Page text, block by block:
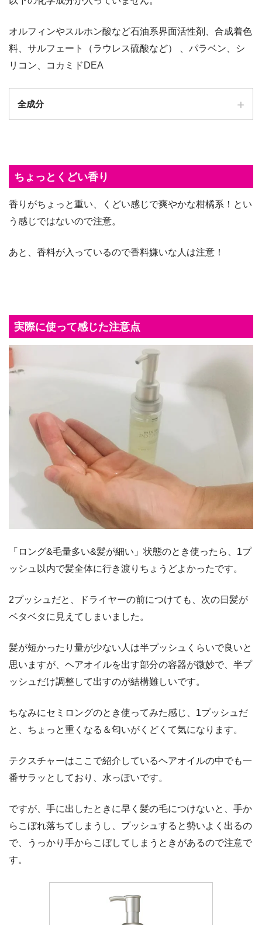
オルフィンやスルホン酸など石油系界面活性剤、合成着色
料、サルフェート（ラウレス硫酸など） 、パラベン、シ
リコン、コカミドDEA
全成分
ちょっとくどい香り
香りがちょっと重い、くどい感じで爽やかな柑橘系！とい
う感じではないので注意。
あと、香料が入っているので香料嫌いな人は注意！
実際に使って感じた注意点
「ロング&毛量多い&髪が細い」状態のとき使ったら、1プ
ッシュ以内で髪全体に行き渡りちょうどよかったです。
2プッシュだと、ドライヤーの前につけても、次の日髪が
ベタベタに見えてしまいました。
髪が短かったり量が少ない人は半プッシュくらいで良いと
思いますが、ヘアオイルを出す部分の容器が微妙で、半プ
ッシュだけ調整して出すのが結構難しいです。
ちなみにセミロングのとき使ってみた感じ、1プッシュだ
と、ちょっと重くなる＆匂いがくどくて気になります。
テクスチャーはここで紹介しているヘアオイルの中でも一
番サラッとしており、水っぽいです。
ですが、手に出したときに早く髪の毛につけないと、手か
らこぼれ落ちてしまうし、プッシュすると勢いよく出るの
で、うっかり手からこぼしてしまうときがあるので注意で
す。